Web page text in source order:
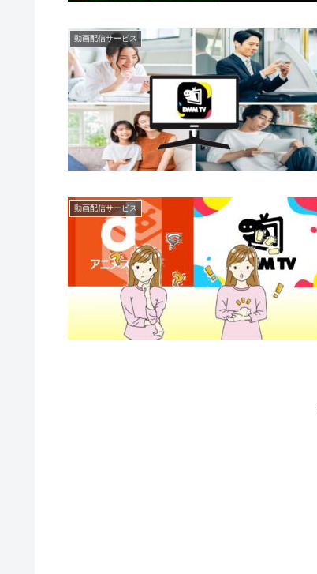
動画配信サービス
動画配信サービス